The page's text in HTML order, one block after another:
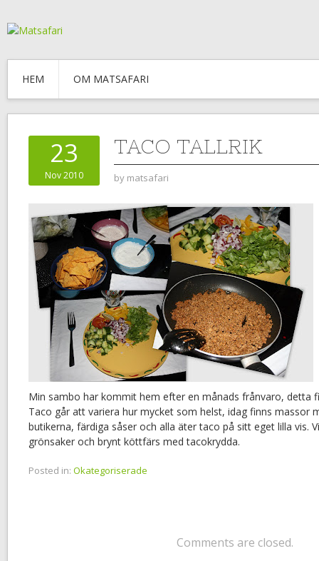
HEM OM MATSAFARI
23
Nov 2010
TACO TALLRIK
by matsafari
Min sambo har kommit hem efter en månads frånvaro, detta
Taco går att variera hur mycket som helst, idag finns massor
butikerna, färdiga såser och alla äter taco på sitt eget lilla vis.
grönsaker och brynt köttfärs med tacokrydda.
Posted in: Okategoriserade
Comments are closed.